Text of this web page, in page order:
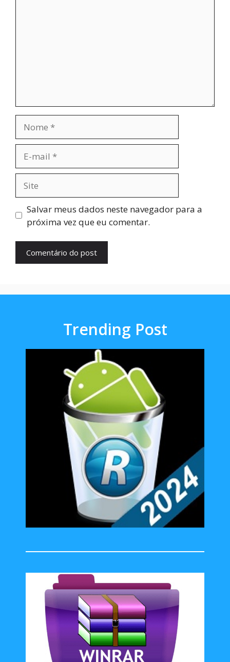
mail
Salvar meus dados neste navegador para a
próxima vez que eu comentar.
Trending Post